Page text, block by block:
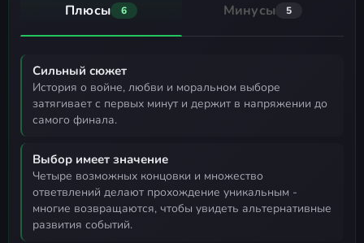
Плюсы 6 Минусы 5
Сильный сюжет
история о войне, любви и моральном выборе
затягивает с первых минут и держит в напряжении до
самого финала.
Выбор имеет значение
четыре возможных концовки и множество
ответвлений делают прохождение уникальным -
многие возвращаются, чтобы увидеть альтернативные
развития событий.